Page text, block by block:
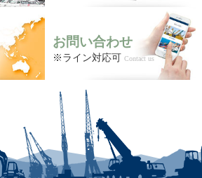
お問い合わせ
※ライン対応可 Contact us